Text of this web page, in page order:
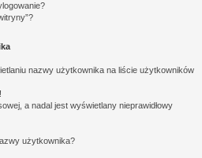
nazwy użytkownika na liście użytkowników
a nadal jest wyświetlany nieprawidłowy
użytkownika?